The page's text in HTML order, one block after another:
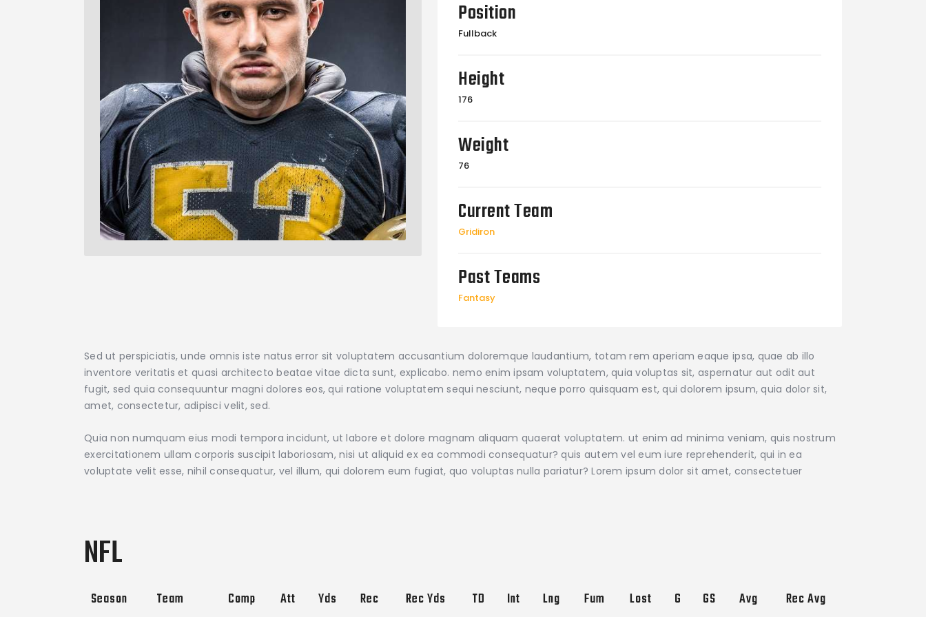
Position
Fullback
Height
176
Weight
76
Current Team
Gridiron
Past Teams
Fantasy
Sed ut perspiciatis, unde omnis iste natus error sit voluptatem accusantium doloremque laudantium, totam rem aperiam eaque ipsa, quae ab illo
inventore veritatis et quasi architecto beatae vitae dicta sunt, explicabo. nemo enim ipsam voluptatem, quia voluptas sit, aspernatur aut odit aut
fugit, sed quia consequuntur magni dolores eos, qui ratione voluptatem sequi nesciunt, neque porro quisquam est, qui dolorem ipsum, quia dolor sit,
amet, consectetur, adipisci velit, sed.
Quia non numquam eius modi tempora incidunt, ut labore et dolore magnam aliquam quaerat voluptatem. ut enim ad minima veniam, quis nostrum
exercitationem ullam corporis suscipit laboriosam, nisi ut aliquid ex ea commodi consequatur? quis autem vel eum iure reprehenderit, qui in ea
voluptate velit esse, nihil consequatur, vel illum, qui dolorem eum fugiat, quo voluptas nulla pariatur? Lorem ipsum dolor sit amet, consectetuer
NFL
Season Team Comp Att Yds Rec Rec Yds TD Int Lng Fum Lost G GS Avg Rec Avg